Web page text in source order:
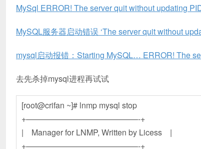
MySql ERROR! The server quit without updating
MySQL服务器启动错误 ‘The server quit without
mysql启动报错：Starting MySQL… ERROR! The
去先杀掉mysql进程再试试
[root@crifan ~]# lnmp mysql stop
+——————————————-+
| Manager for LNMP, Written by Licess |
+——————————————-+